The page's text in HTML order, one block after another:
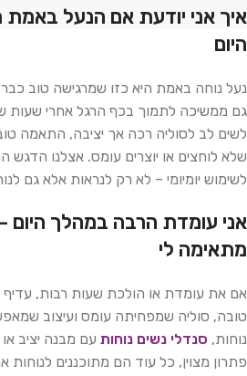
איך אני יודעת אם הנעל באמת
היום
נעל נוחה באמת היא כזו שמרגישה טוב
גם ממשיכה לתמוך בכף הרגל אחרי שעות
לשים לב לסוליה רכה אך יציבה, התאמה
שלא לוחצים או יוצרים עומס. אצלנו הדגש
לשימוש יומיומי – לא רק לנראות אלא גם
אני עומדת הרבה במהלך היום
מתאימה לי
אם את עומדת או הולכת שעות רבות, עדיף
טובה, סוליה שמפחיתה עומס ועיצוב
נוחות, סנדלי נשים נוחות עם מבנה יציב או
פתרון מצוין, כל עוד הם מתוכננים